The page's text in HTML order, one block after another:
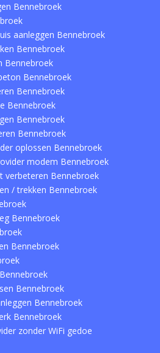
Bennebroek
aanleggen Bennebroek
Bennebroek
Bennebroek
Bennebroek
Bennebroek
Bennebroek
Bennebroek
Bennebroek
oplossen Bennebroek
modem Bennebroek
verbeteren Bennebroek
/ trekken Bennebroek
Bennebroek
Bennebroek
Bennebroek
Bennebroek
Bennebroek
zonder WiFi gedoe